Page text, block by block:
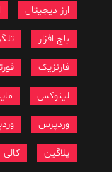
ارز دیجیتال
باج افزار تلگرام
فارنزیک فورتی
لینوکس
وردپرس
پلاگین